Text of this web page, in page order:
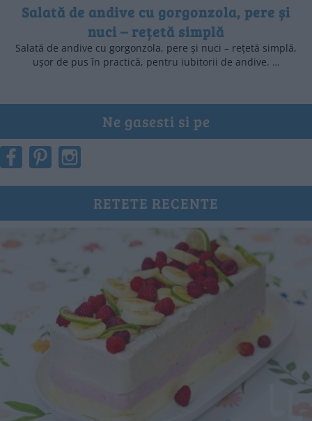
Salată de andive cu gorgonzola, pere și
nuci – rețetă simplă
Salată de andive cu gorgonzola, pere și nuci – rețetă simplă,
ușor de pus în practică, pentru iubitorii de andive. …
Ne gasesti si pe
RETETE RECENTE